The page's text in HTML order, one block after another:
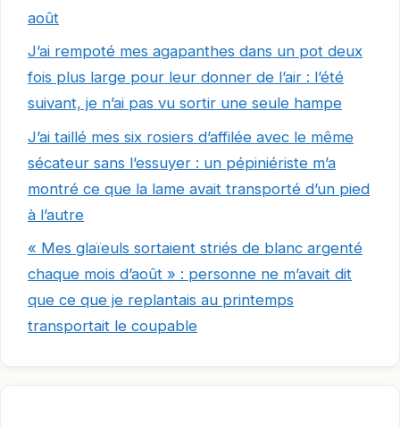
août
J’ai rempoté mes agapanthes dans un pot deux
fois plus large pour leur donner de l’air : l’été
suivant, je n’ai pas vu sortir une seule hampe
J’ai taillé mes six rosiers d’affilée avec le même
sécateur sans l’essuyer : un pépiniériste m’a
montré ce que la lame avait transporté d’un pied
à l’autre
« Mes glaïeuls sortaient striés de blanc argenté
chaque mois d’août » : personne ne m’avait dit
que ce que je replantais au printemps
transportait le coupable